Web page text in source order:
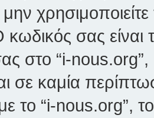
κωδικός σας
στο “i-
σε καμία
το “i-nous.org”,